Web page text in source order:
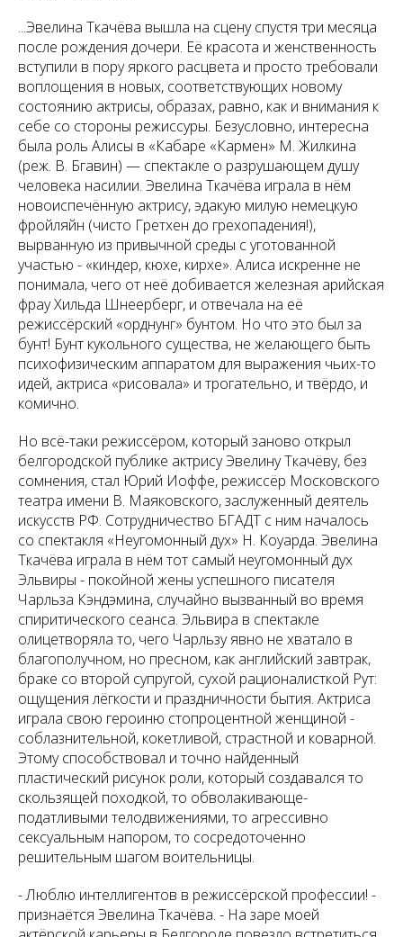
...Эвелина Ткачёва вышла на сцену спустя три месяца
после рождения дочери. Её красота и женственность
вступили в пору яркого расцвета и просто требовали
воплощения в новых, соответствующих новому
состоянию актрисы, образах, равно, как и внимания к
себе со стороны режиссуры. Безусловно, интересна
была роль Алисы в «Кабаре «Кармен» М. Жилкина
(реж. В. Бгавин) — спектакле о разрушающем душу
человека насилии. Эвелина Ткачёва играла в нём
новоиспечённую актрису, эдакую милую немецкую
фройляйн (чисто Гретхен до грехопадения!),
вырванную из привычной среды с уготованной
участью - «киндер, кюхе, кирхе». Алиса искренне не
понимала, чего от неё добивается железная арийская
фрау Хильда Шнеерберг, и отвечала на её
режиссёрский «орднунг» бунтом. Но что это был за
бунт! Бунт кукольного существа, не желающего быть
психофизическим аппаратом для выражения чьих-то
идей, актриса «рисовала» и трогательно, и твёрдо, и
комично.
Но всё-таки режиссёром, который заново открыл
белгородской публике актрису Эвелину Ткачёву, без
сомнения, стал Юрий Иоффе, режиссёр Московского
театра имени В. Маяковского, заслуженный деятель
искусств РФ. Сотрудничество БГАДТ с ним началось
со спектакля «Неугомонный дух» Н. Коуарда. Эвелина
Ткачёва играла в нём тот самый неугомонный дух
Эльвиры - покойной жены успешного писателя
Чарльза Кэндэмина, случайно вызванный во время
спиритического сеанса. Эльвира в спектакле
олицетворяла то, чего Чарльзу явно не хватало в
благополучном, но пресном, как английский завтрак,
браке со второй супругой, сухой рационалисткой Рут:
ощущения лёгкости и праздничности бытия. Актриса
играла свою героиню стопроцентной женщиной -
соблазнительной, кокетливой, страстной и коварной.
Этому способствовал и точно найденный
пластический рисунок роли, который создавался то
скользящей походкой, то обволакивающе-
податливыми телодвижениями, то агрессивно
сексуальным напором, то сосредоточенно
решительным шагом воительницы.
- Люблю интеллигентов в режиссёрской профессии! -
признаётся Эвелина Ткачёва. - На заре моей